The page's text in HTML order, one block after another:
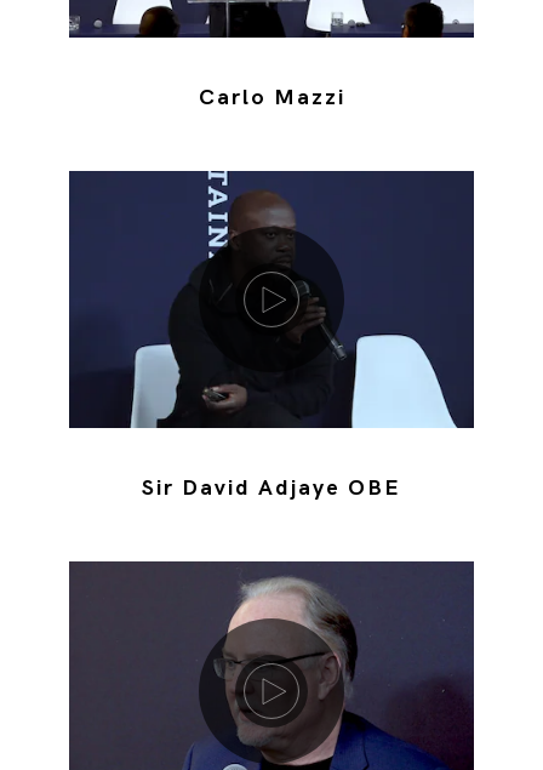
Carlo Mazzi
Riproduci video
Sir David Adjaye OBE
Riproduci video